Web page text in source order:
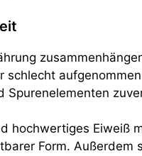
Spurenelementen
hochwertiges Eiweiß
Form.